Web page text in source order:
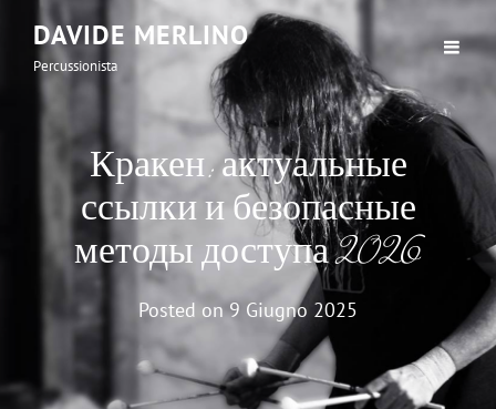
DAVIDE MERLINO
Percussionista
Кракен: актуальные
ссылки и безопасные
методы доступа 2026
Posted on9 Giugno 2025